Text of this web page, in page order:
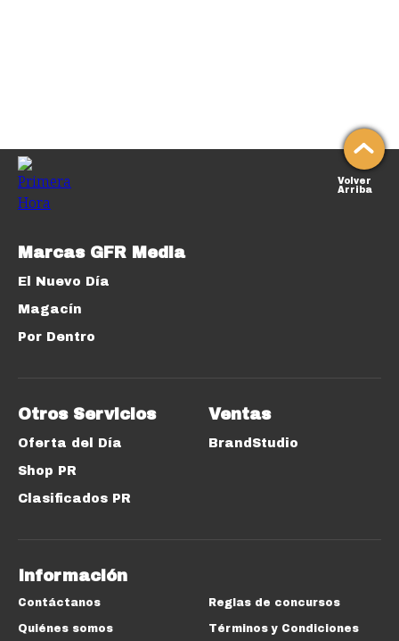
Volver
Arriba
Marcas GFR Media
El Nuevo Día
Magacín
Por Dentro
Otros Servicios
Oferta del Día
Shop PR
Clasificados PR
Ventas
BrandStudio
Información
Contáctanos
Quiénes somos
Reglas de concursos
Términos y Condiciones